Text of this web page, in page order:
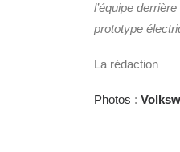
l’équipe
prototype
La rédaction
Photos :